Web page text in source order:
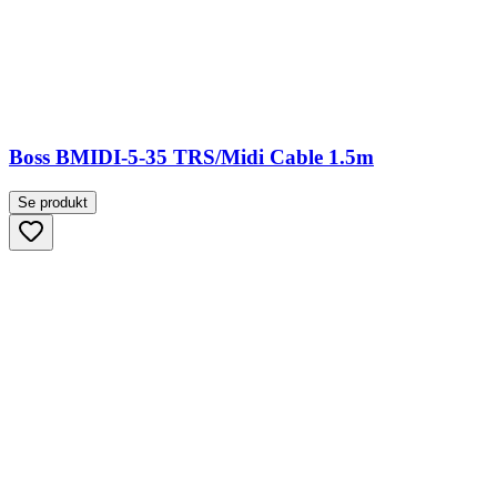
Boss BMIDI-5-35 TRS/Midi Cable 1.5m
Se produkt